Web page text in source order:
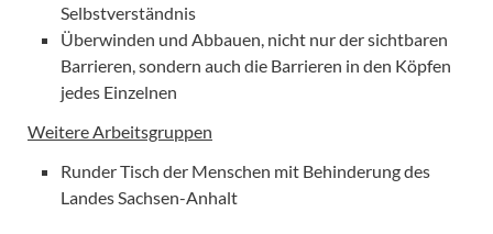
Selbstverständnis
Überwinden und Abbauen, nicht nur der sichtbaren
Barrieren, sondern auch die Barrieren in den Köpfen
jedes Einzelnen
Weitere Arbeitsgruppen
Runder Tisch der Menschen mit Behinderung des
Landes Sachsen-Anhalt